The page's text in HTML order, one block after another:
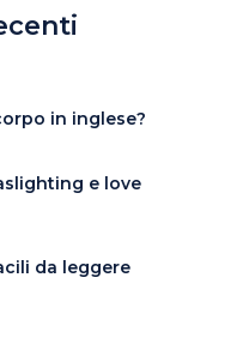
in inglese?
e love
da leggere